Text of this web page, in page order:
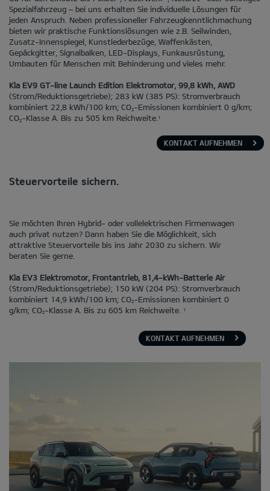
Spezialfahrzeug – bei uns erhalten Sie individuelle Lösungen für
jeden Anspruch. Neben professioneller Fahrzeugkenntlichmachung
bieten wir praktische Funktionslösungen wie z.B. Seilwinden,
Zusatz-Innenspiegel, Kunstlederbezüge, Waffenkästen,
Gepäckgitter, Signalbalken, LED-Displays, Funkausrüstung,
Umbauten für Menschen mit Behinderung und vieles mehr.
Kia EV9 GT-line Launch Edition Elektromotor, 99,8 kWh, AWD
(Strom/Reduktionsgetriebe); 283 kW (385 PS): Stromverbrauch
kombiniert 22,8 kWh/100 km; CO2-Emissionen kombiniert 0 g/km;
CO2-Klasse A. Bis zu 505 km Reichweite.1
KONTAKT AUFNEHMEN
Steuervorteile sichern.
Sie möchten Ihren Hybrid- oder vollelektrischen Firmenwagen
auch privat nutzen? Dann haben Sie die Möglichkeit, sich
attraktive Steuervorteile bis ins Jahr 2030 zu sichern. Wir
beraten Sie gerne.
Kia EV3 Elektromotor, Frontantrieb, 81,4-kWh-Batterie Air
(Strom/Reduktionsgetriebe); 150 kW (204 PS): Stromverbrauch
kombiniert 14,9 kWh/100 km; CO2-Emissionen kombiniert 0
g/km; CO2-Klasse A. Bis zu 605 km Reichweite. 1
KONTAKT AUFNEHMEN